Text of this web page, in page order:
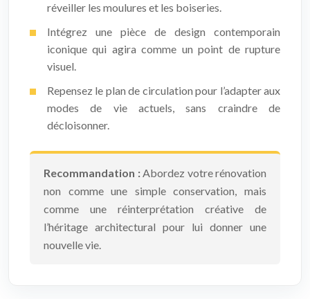
réveiller les moulures et les boiseries.
Intégrez une pièce de design contemporain
iconique qui agira comme un point de rupture
visuel.
Repensez le plan de circulation pour l’adapter aux
modes de vie actuels, sans craindre de
décloisonner.
Recommandation :Abordez votre rénovation
non comme une simple conservation, mais
comme une réinterprétation créative de
l’héritage architectural pour lui donner une
nouvelle vie.